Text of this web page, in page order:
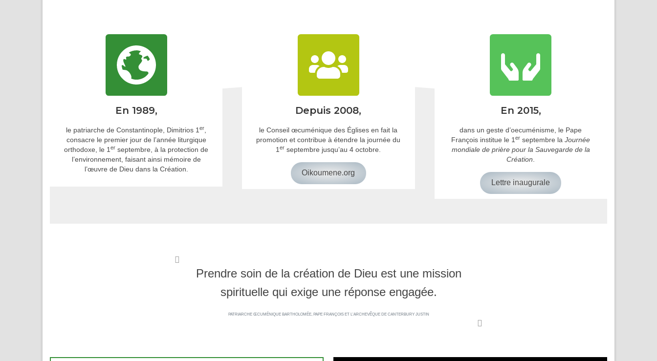
En 1989,
le patriarche de Constantinople, Dimitrios 1er
consacre le premier jour de l’année liturgique
orthodoxe, le 1er septembre, à la protection de
l’environnement, faisant ainsi mémoire de
l’œuvre de Dieu dans la Création.
Depuis 2008,
le Conseil œcuménique des Églises en fait la
promotion et contribue à étendre la journée du
1er septembre jusqu’au 4 octobre.
Oikoumene.org
En 2015,
dans un geste d’oecuménisme, le Pape
François institue le 1er septembre laJournée
mondiale de prière pour la Sauvegarde de la
Création
Lettre inaugurale
Prendre soin de la création de Dieu est une mission
spirituelle qui exige une réponse engagée.
PATRIARCHE ŒCUMÉNIQUE BARTHOLOMÉE, PAPE FRANÇOIS ET L’ARCHEVÊQUE DE CANTERBURY JUSTIN